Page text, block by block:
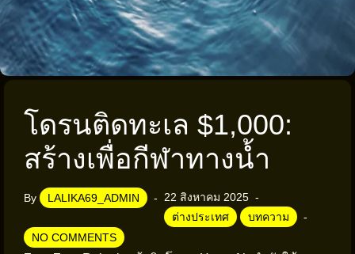
โดรนติดทะเล $1,000:
สร้างเพื่อกีฬาทางน้ำ
By LALIKA69_ADMIN
22 สิงหาคม 2025
ต่างประเทศ
บทความ
NO COMMENTS